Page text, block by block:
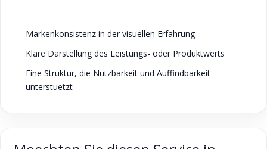
Markenkonsistenz in der visuellen Erfahrung
Klare Darstellung des Leistungs- oder Produktwerts
Eine Struktur, die Nutzbarkeit und Auffindbarkeit
unterstuetzt